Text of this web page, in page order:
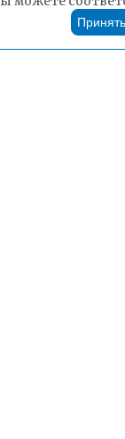
Принять